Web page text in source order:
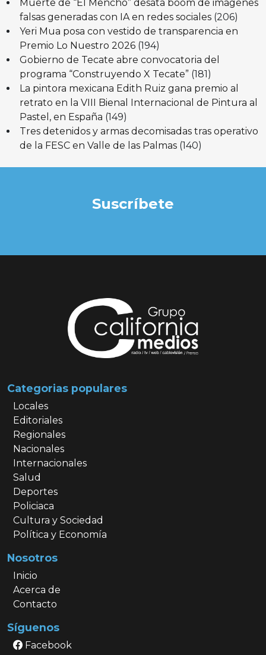
Muerte de “El Mencho” desata boom de imágenes
falsas generadas con IA en redes sociales (206)
Yeri Mua posa con vestido de transparencia en
Premio Lo Nuestro 2026 (194)
Gobierno de Tecate abre convocatoria del
programa “Construyendo X Tecate” (181)
La pintora mexicana Edith Ruiz gana premio al
retrato en la VIII Bienal Internacional de Pintura al
Pastel, en España (149)
Tres detenidos y armas decomisadas tras operativo
de la FESC en Valle de las Palmas (140)
Suscríbete
Categorias populares
Locales
Editoriales
Regionales
Nacionales
Internacionales
Salud
Deportes
Policiaca
Cultura y Sociedad
Política y Economía
Nosotros
Inicio
Acerca de
Contacto
Síguenos
Facebook